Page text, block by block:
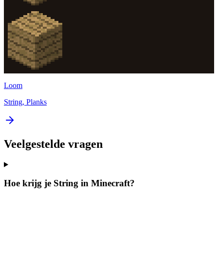
Loom
String, Planks
Veelgestelde vragen
Hoe krijg je String in Minecraft?